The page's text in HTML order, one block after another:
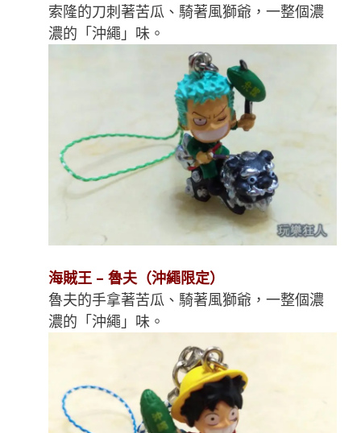
索隆的刀刺著苦瓜、騎著風獅爺，一整個濃
濃的「沖繩」味。
海賊王 – 魯夫（沖繩限定）
魯夫的手拿著苦瓜、騎著風獅爺，一整個濃
濃的「沖繩」味。